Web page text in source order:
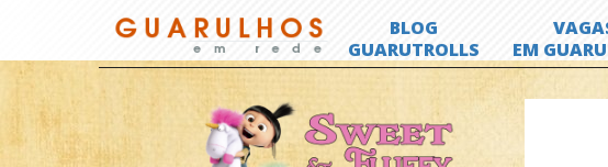
Sweet
&
Fluffy